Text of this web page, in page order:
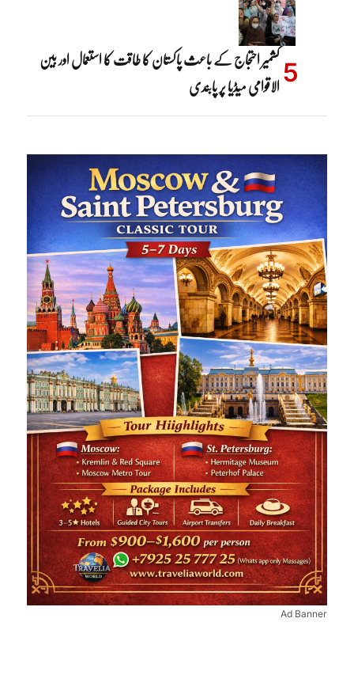
کشمیر احتجاج کے باعث پاکستان کا طاقت کا استعمال اور بین
الاقوامی میڈیا پر پابندی
Ad Banner